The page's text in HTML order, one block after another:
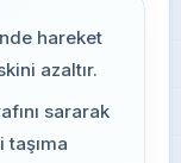
hareket
azaltır.
sararak